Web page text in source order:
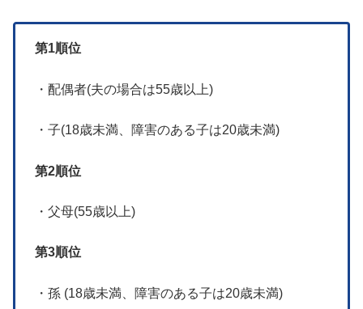
第1順位
・配偶者(夫の場合は55歳以上)
・子(18歳未満、障害のある子は20歳未満)
第2順位
・父母(55歳以上)
第3順位
・孫 (18歳未満、障害のある子は20歳未満)